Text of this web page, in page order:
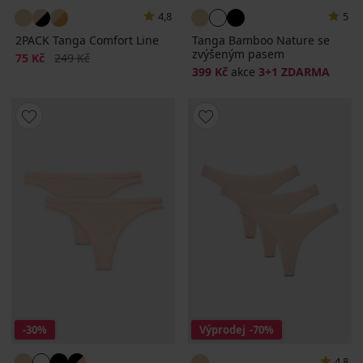
4,8
2PACK Tanga Comfort Line
Sleva
75 Kč Původní cena
249 Kč
5
Tanga Bamboo Nature se
zvýšeným pasem
399 Kč akce 3+1 ZDARMA
-30% Výprodej -70%